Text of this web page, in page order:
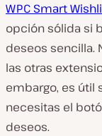
WPC Smart
opción sólida si
deseos sencilla.
las otras
embargo, es útil
necesitas el
deseos.